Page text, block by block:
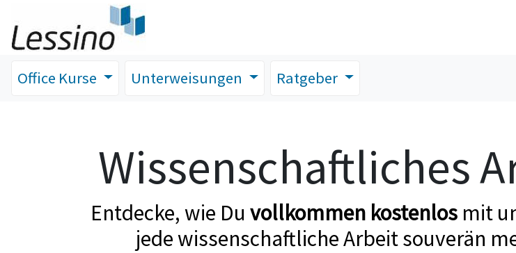
Office Kurse Unterweisungen Ratgeber
Wissenschaftliches
Entdecke, wie Du vollkommen kostenlos mit
jede wissenschaftliche Arbeit souverän